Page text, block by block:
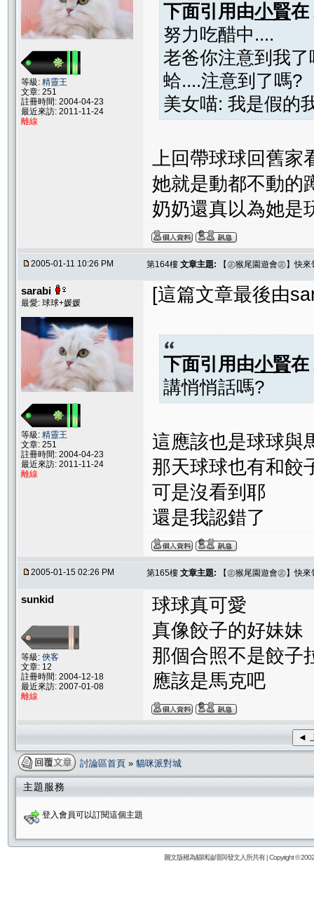
等級: 精靈王
文章: 251
註冊時間: 2004-04-23
最近來訪: 2011-11-24
離線
下面引用由小賢在
努力吃醋中....
老爸你注意到我了
蛤....注意到了嗎?
美女喵: 我是假的
上回帶球球回舊
她就是動都不動的
奶奶還真以為她是
2005-01-11 10:26 PM 第164樓 文章主題: 【㊣猴尾園遊會㊣】快
sarabi
最愛: 球球+媛媛
等級: 精靈王
文章: 251
註冊時間: 2004-04-23
最近來訪: 2011-11-24
離線
[這篇文章最後由
下面引用由小賢在
講悄悄話嗎?
這應該也是球球與
那天球球也有和餃
可是沒看到耶
還是我認錯了
2005-01-15 02:26 PM 第165樓 文章主題: 【㊣猴尾園遊會㊣】快
sunkid
等級: 俠客
文章: 12
註冊時間: 2004-12-18
最近來訪: 2007-01-08
離線
球球真可愛
真像餃子的好妹妹
那個合照不是餃子
應該是馬克吧
◄
討論區首頁 » 貓咪派對城
主題服務
登入會員可以訂閱這個主題
圖文版權為貓咪論壇與發文人所共有 | Copyright ©